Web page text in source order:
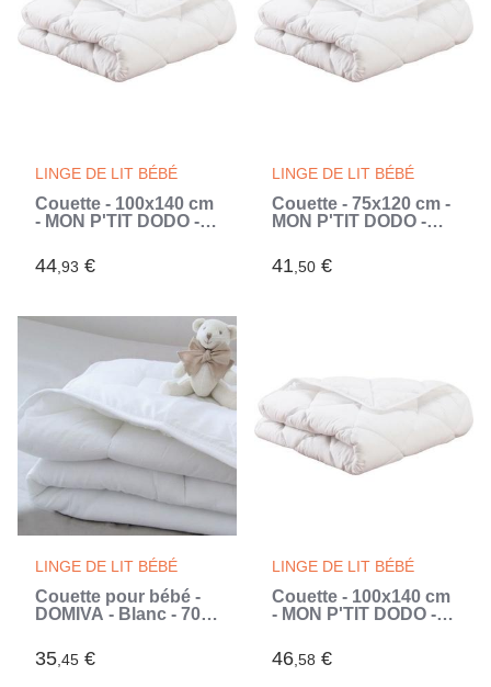
LINGE DE LIT BÉBÉ
Couette - 100x140 cm
- MON P'TIT DODO -
Polyester Fibre
creuse siliconée - 1
44,93 €
LINGE DE LIT BÉBÉ
Couette - 75x120 cm -
MON P'TIT DODO -
Polyester Fibre
creuse siliconée - 1
41,50 €
LINGE DE LIT BÉBÉ
Couette pour bébé -
DOMIVA - Blanc - 70 x
Mixte - Uni (Blanc)
35,45 €
LINGE DE LIT BÉBÉ
Couette - 100x140 cm
- MON P'TIT DODO -
Polyester Fibre
creuse siliconée - 1
46,58 €